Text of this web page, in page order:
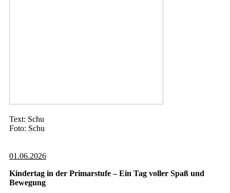
Text: Schu
Foto: Schu
01.06.2026
Kindertag in der Primarstufe – Ein Tag voller Spaß und
Bewegung